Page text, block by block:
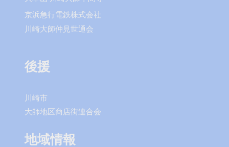
京浜急行電鉄株式会社
川崎大師仲見世通会
後援
川崎市
大師地区商店街連合会
地域情報